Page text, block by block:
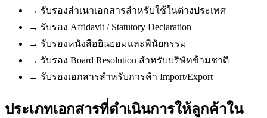
→ รับรองสำเนาเอกสารสำหรับใช้ในต่างประเทศ
→ รับรอง Affidavit / Statutory Declaration
→ รับรองหนังสือยินยอมและพินัยกรรม
→ รับรอง Board Resolution สำหรับบริษัทข้ามชาติ
→ รับรองเอกสารสำหรับการค้า Import/Export
ประเภทเอกสารที่ดำเนินการให้ลูกค้าใน